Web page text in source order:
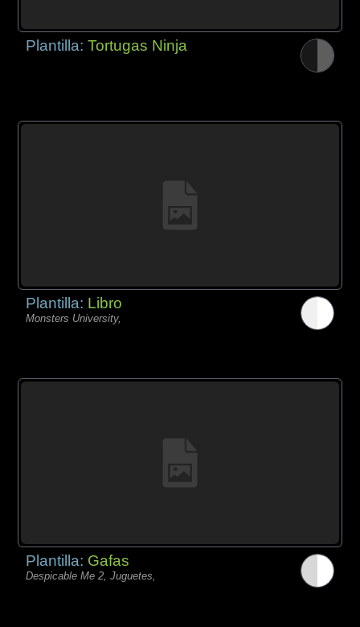
Plantilla:Tortugas Ninja
Plantilla: Libro
Monsters University,
Plantilla: Gafas
Despicable Me 2, Juguetes,